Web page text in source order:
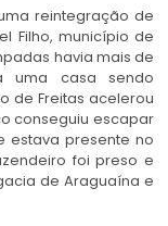
reintegração de
Filho, município de
havia mais de
uma casa sendo
de Freitas acelerou
conseguiu escapar
estava presente no
foi preso e
de Araguaína e